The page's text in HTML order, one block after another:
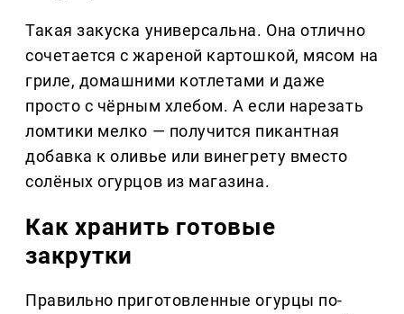
Такая закуска универсальна. Она отлично
сочетается с жареной картошкой, мясом на
гриле, домашними котлетами и даже
просто с чёрным хлебом. А если нарезать
ломтики мелко — получится пикантная
добавка к оливье или винегрету вместо
солёных огурцов из магазина.
Как хранить готовые
закрутки
Правильно приготовленные огурцы по-